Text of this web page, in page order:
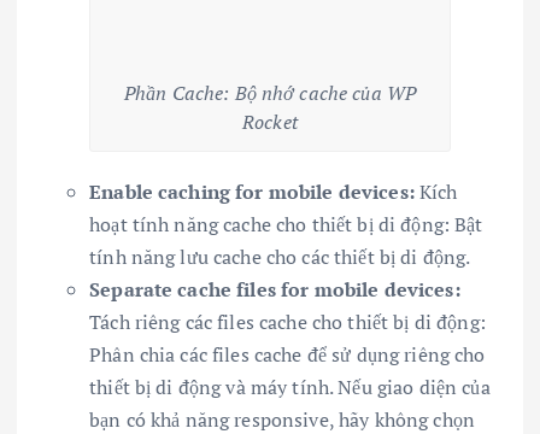
Phần Cache: Bộ nhớ cache của WP
Rocket
Enable caching for mobile devices:Kích
hoạt tính năng cache cho thiết bị di động: Bật
tính năng lưu cache cho các thiết bị di động.
Separate cache files for mobile devices:
Tách riêng các files cache cho thiết bị di động:
Phân chia các files cache để sử dụng riêng cho
thiết bị di động và máy tính. Nếu giao diện của
bạn có khả năng responsive, hãy không chọn